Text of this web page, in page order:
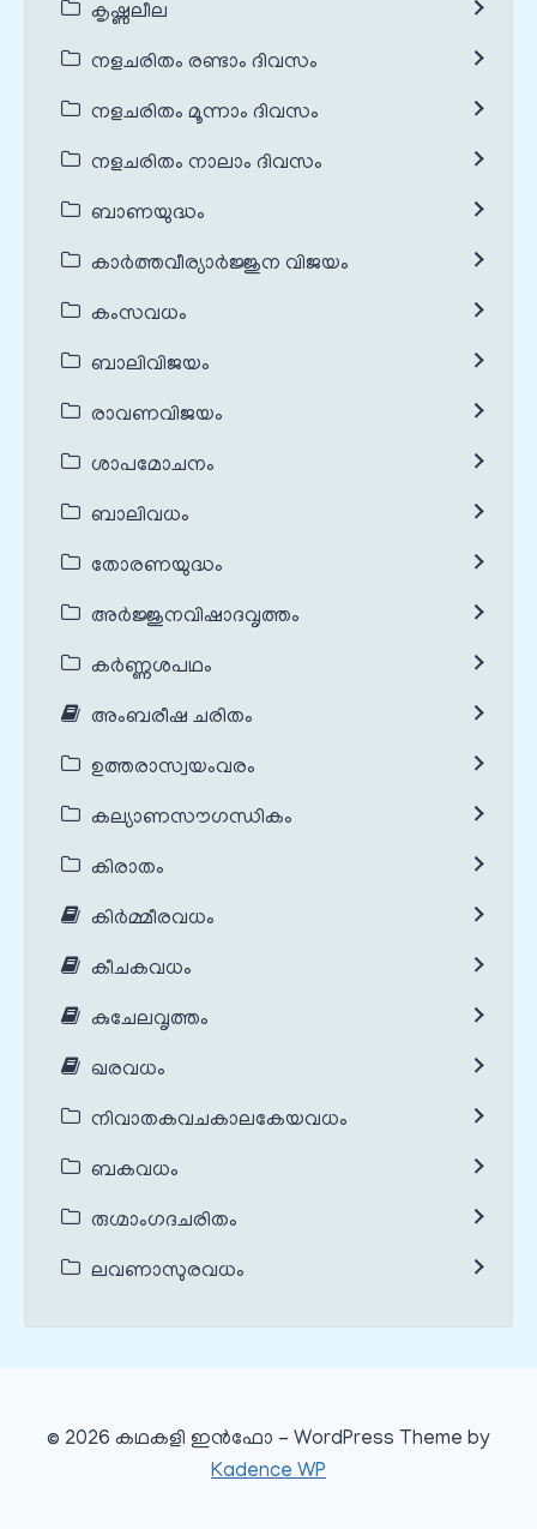
കൃഷ്ണലീല
നളചരിതം രണ്ടാം ദിവസം
നളചരിതം മൂന്നാം ദിവസം
നളചരിതം നാലാം ദിവസം
ബാണയുദ്ധം
കാർത്തവീര്യാർജ്ജുന വിജയം
കംസവധം
ബാലിവിജയം
രാവണവിജയം
ശാപമോചനം
ബാലിവധം
തോരണയുദ്ധം
അർജ്ജുനവിഷാദവൃത്തം
കർണ്ണശപഥം
അംബരീഷ ചരിതം
ഉത്തരാസ്വയംവരം
കല്യാണസൗഗന്ധികം
കിരാതം
കിർമ്മീരവധം
കീചകവധം
കുചേലവൃത്തം
ഖരവധം
നിവാതകവചകാലകേയവധം
ബകവധം
രുഗ്മാംഗദചരിതം
ലവണാസുരവധം
© 2026 കഥകളി ഇൻഫോ - WordPress Theme by
Kadence WP